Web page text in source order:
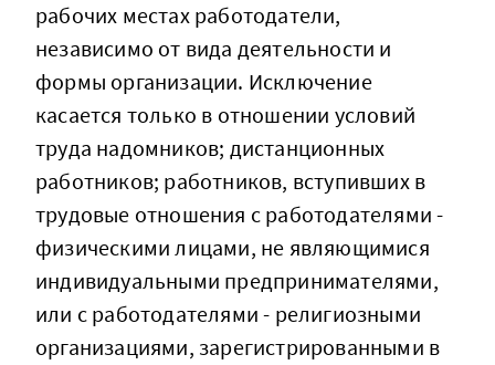
рабочих местах работодатели,
независимо от вида деятельности и
формы организации. Исключение
касается только в отношении условий
труда надомников; дистанционных
работников; работников, вступивших в
трудовые отношения с работодателями -
физическими лицами, не являющимися
индивидуальными предпринимателями,
или с работодателями - религиозными
организациями, зарегистрированными в